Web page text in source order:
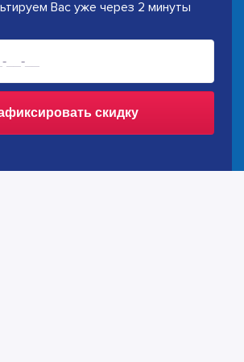
Вас уже через 2 минуты
скидку